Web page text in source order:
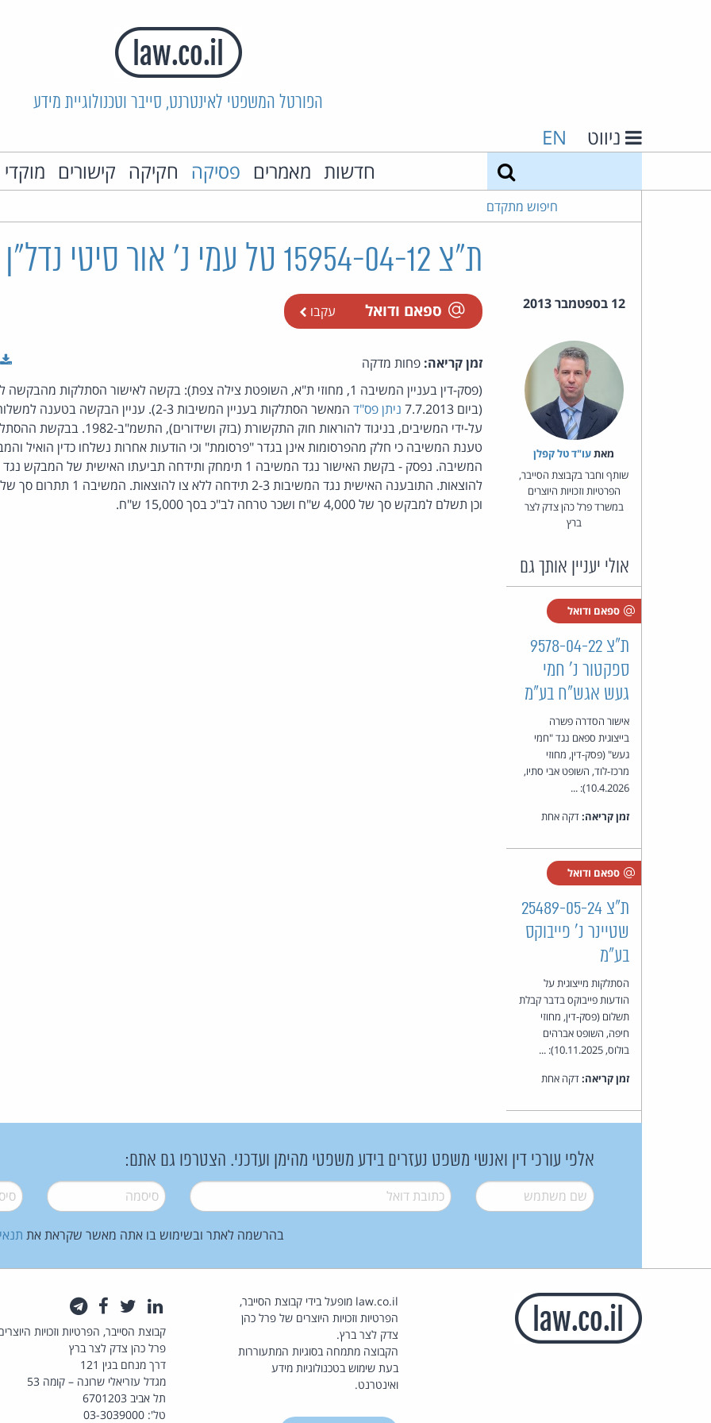
הפורטל המשפטי לאינטרנט, סייבר וטכנולוגיית מידע
ניווט EN
חדשות מאמרים פסיקה חקיקה קישורים
חיפוש מתקדם
ת"צ 15954-04-12 טל עמי נ' אור סיטי נדל"ן בע"מ ואח'
12 בספטמבר 2013 ספאם ודואל עקבו
מאת‏עו"ד טל קפלן
שותף וחבר בקבוצת הסייבר,
הפרטיות וזכויות היוצרים
במשרד פרל כהן צדק לצר
ברץ
אולי יעניין אותך גם
ספאם ודואל
ת"צ 9578-04-22
ספקטור נ' חמי
געש אגש"ח בע"מ
אישור הסדרה פשרה
בייצוגית ספאם נגד "חמי
געש" (פסק-דין, מחוזי
מרכז-לוד, השופט אבי סתיו,
10.4.2026): ...
זמן קריאה:דקה אחת
ספאם ודואל
ת"צ 25489-05-24
שטיינר נ' פייבוקס
בע"מ
הסתלקות מייצוגית על
הודעות פייבוקס בדבר קבלת
תשלום (פסק-דין, מחוזי
חיפה, השופט אברהים
בולוס, 10.11.2025): ...
זמן קריאה:דקה אחת
זמן קריאה: פחות מדקה
(פסק-דין בעניין המשיבה 1, מחוזי ת"א, השופטת צילה צפת): בקשה לאישור הסתלקות
(ביום 7.7.2013
ניתן פס"ד
המאשר הסתלקות בעניין המשיבות 2-3). עניין
על-ידי המשיבים, בניגוד להוראות חוק התקשורת
טענת המשיבה כי חלק מהפרסומות אינן בגדר "פרסומת" וכי הודעות אחרות נשלחו כדין הואיל
המשיבה. נפסק - בקשת האישור נגד המשיבה 1 תימחק ותידחה תביעתו האישית
וכן תשלם למבקש סך של 4,000 ש"ח ושכר טרחה לב"כ בסך 15,000 ש"ח.
אלפי עורכי דין ואנשי משפט נעזרים בידע משפטי מהימן ועדכני. הצטרפו גם אתם:
שם משתמש* דואל* סיסמה*
בהרשמה לאתר ובשימוש בו אתה מאשר שקראת את
law.co.il מופעל בידי קבוצת הסייבר,
הפרטיות וזכויות היוצרים של פרל כהן
צדק לצר ברץ.
הקבוצה מתמחה בסוגיות המתעוררות
בעת שימוש בטכנולוגיות מידע
ואינטרנט.
לינקדאין
טוויטרפייסבוק
קבוצת הסייבר, הפרטיות וזכויות
פרל כהן צדק לצר ברץ
דרך מנחם בגין 121
מגדל עזריאלי שרונה – קומה 53
תל אביב 6701203
טל': 03-3039000